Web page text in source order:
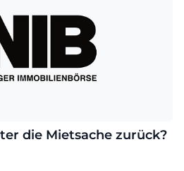
die Mietsache zurück?